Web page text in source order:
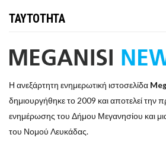
ΤΑΥΤΟΤΗΤΑ
Η ανεξάρτητη ενημερωτική ιστοσελίδα
δημιουργήθηκε το 2009 και αποτελεί την
ενημέρωσης του Δήμου Μεγανησίου και
του Νομού Λευκάδας.